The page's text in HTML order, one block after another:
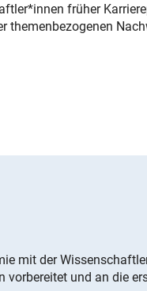
früher
themenbezogenen
mit der
vorbereitet und an die